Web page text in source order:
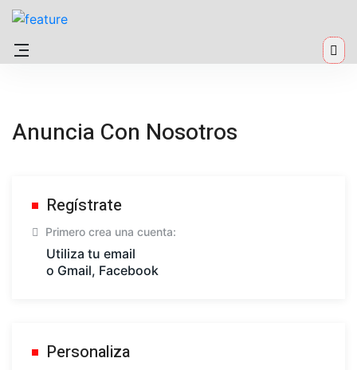
Anuncia Con Nosotros
Regístrate
Primero crea una cuenta:
Utiliza tu email
o Gmail, Facebook
Personaliza